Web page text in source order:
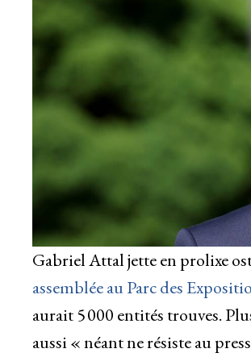
Gabriel Attal jette en prolixe
assemblée au Parc des
aurait 5 000 entités trouves.
aussi « néant ne résiste au